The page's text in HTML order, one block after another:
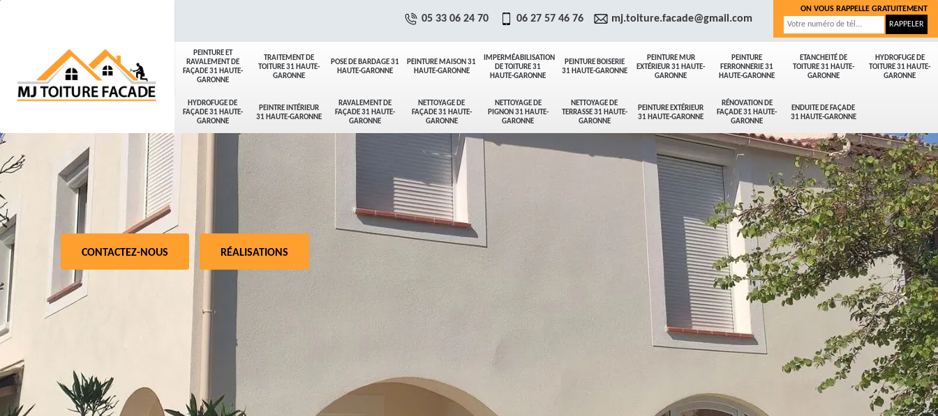
PEINTURE ET
RAVALEMENT DE
FAÇADE 31 HAUTE-
GARONNE
TRAITEMENT DE
TOITURE 31 HAUTE-
GARONNE
POSE DE BARDAGE 31
HAUTE-GARONNE
PEINTURE MAISON 31
HAUTE-GARONNE
IMPERMÉABILISATION
DE TOITURE 31
HAUTE-GARONNE
PEINTURE BOISERIE
31 HAUTE-GARONNE
PEINTURE MUR
EXTÉRIEUR 31 HAUTE-
GARONNE
PEINTURE
FERRONNERIE 31
HAUTE-GARONNE
ETANCHEITÉ DE
TOITURE 31 HAUTE-
GARONNE
HYDROFUGE DE
TOITURE 31 HAUTE-
GARONNE
HYDROFUGE DE
FAÇADE 31 HAUTE-
GARONNE
PEINTRE INTÉRIEUR
31 HAUTE-GARONNE
RAVALEMENT DE
FAÇADE 31 HAUTE-
GARONNE
NETTOYAGE DE
FAÇADE 31 HAUTE-
GARONNE
NETTOYAGE DE
PIGNON 31 HAUTE-
GARONNE
NETTOYAGE DE
TERRASSE 31 HAUTE-
GARONNE
PEINTURE EXTÉRIEUR
31 HAUTE-GARONNE
RÉNOVATION DE
FAÇADE 31 HAUTE-
GARONNE
ENDUITE DE FAÇADE
31 HAUTE-GARONNE
05 33 06 24 70 06 27 57 46 76 mj.toiture.facade@gmail.com
ON VOUS RAPPELLE GRATUITEMENT
CONTACTEZ-NOUS RÉALISATIONS